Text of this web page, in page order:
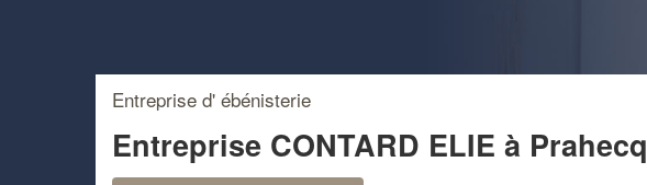
Entreprise d' ébénisterie
Entreprise CONTARD ELIE à Prahecq